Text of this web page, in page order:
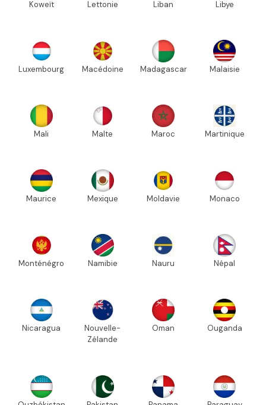
Koweït Lettonie Liban Libye
Luxembourg Macédoine Madagascar Malaisie
Mali Malte Maroc Martinique
Maurice Mexique Moldavie Monaco
Monténégro Namibie Nauru Népal
Nicaragua
Nouvelle-
Zélande
Oman Ouganda